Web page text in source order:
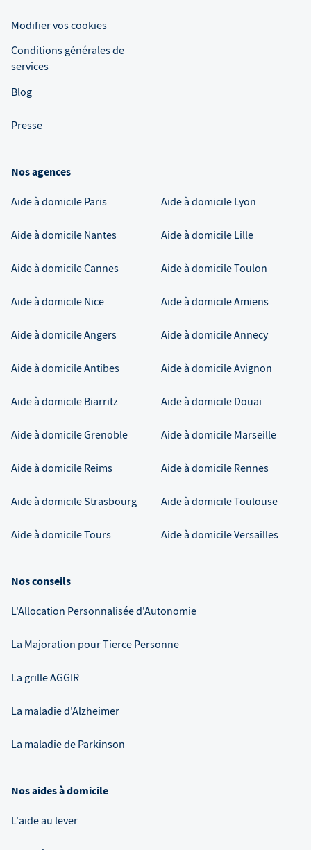
Modifier vos cookies
Conditions générales de
services
Blog
Presse
Nos agences
Aide à domicile Paris Aide à domicile Lyon
Aide à domicile Nantes Aide à domicile Lille
Aide à domicileCannes Aide à domicileToulon
Aide à domicile Nice Aide à domicileAmiens
Aide à domicileAngers Aide à domicileAnnecy
Aide à domicileAntibes Aide à domicileAvignon
Aide à domicile Biarritz Aide à domicile Douai
Aide à domicileGrenoble Aide à domicile Marseille
Aide à domicile Reims Aide à domicile Rennes
Aide à domicileStrasbourg Aide à domicileToulouse
Aide à domicileTours Aide à domicileVersailles
Nos conseils
L'Allocation Personnalisée d'Autonomie
La Majoration pour Tierce Personne
La grille AGGIR
La maladie d'Alzheimer
La maladie de Parkinson
Nos aides à domicile
L'aide au lever